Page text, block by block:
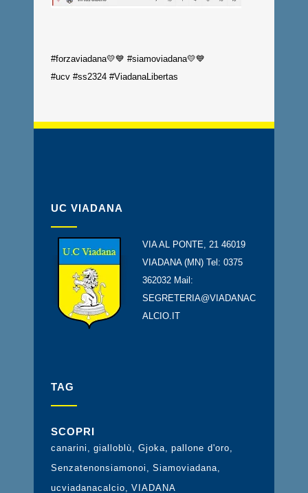
#forzaviadana💛💙 #siamoviadana💛💙
#ucv #ss2324 #ViadanaLibertas
UC VIADANA
VIA AL PONTE, 21 46019
VIADANA (MN) Tel: 0375
362032 Mail:
SEGRETERIA@VIADANAC
ALCIO.IT
TAG
SCOPRI
canarini gialloblù Gjoka pallone d'oro
Senzatenonsiamonoi
Siamoviadana
ucviadanacalcio
VIADANA